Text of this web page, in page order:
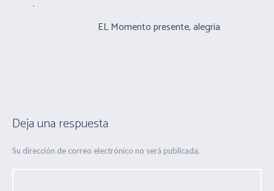
EL Momento presente, alegria
Deja una respuesta
Su dirección de correo electrónico no será publicada.